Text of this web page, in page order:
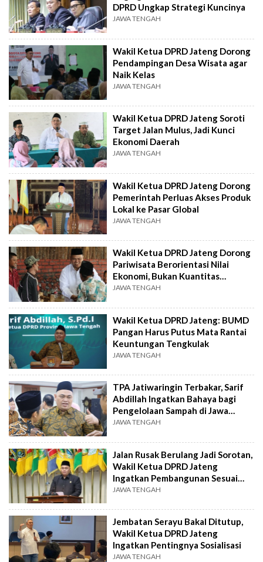
DPRD Ungkap Strategi Kuncinya
JAWA TENGAH
Wakil Ketua DPRD Jateng Dorong
Pendampingan Desa Wisata agar
Naik Kelas
JAWA TENGAH
Wakil Ketua DPRD Jateng Soroti
Target Jalan Mulus, Jadi Kunci
Ekonomi Daerah
JAWA TENGAH
Wakil Ketua DPRD Jateng Dorong
Pemerintah Perluas Akses Produk
Lokal ke Pasar Global
JAWA TENGAH
Wakil Ketua DPRD Jateng Dorong
Pariwisata Berorientasi Nilai
Ekonomi, Bukan Kuantitas
Pengunjung
JAWA TENGAH
Wakil Ketua DPRD Jateng: BUMD
Pangan Harus Putus Mata Rantai
Keuntungan Tengkulak
JAWA TENGAH
TPA Jatiwaringin Terbakar, Sarif
Abdillah Ingatkan Bahaya bagi
Pengelolaan Sampah di Jawa
Tengah
JAWA TENGAH
Jalan Rusak Berulang Jadi Sorotan,
Wakil Ketua DPRD Jateng
Ingatkan Pembangunan Sesuai
Standar
JAWA TENGAH
Jembatan Serayu Bakal Ditutup,
Wakil Ketua DPRD Jateng
Ingatkan Pentingnya Sosialisasi
JAWA TENGAH